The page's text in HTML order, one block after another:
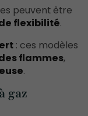
peuvent être
flexibilité.
: ces modèles
flammes,
.
gaz